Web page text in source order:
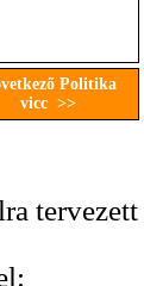
Politika
vicc >>
tervezett